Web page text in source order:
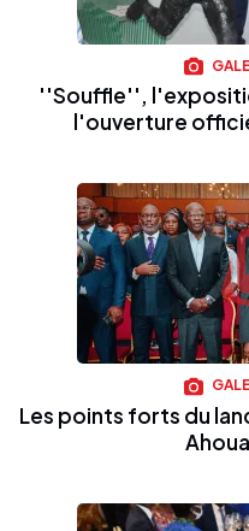
''Souffle'',
l'ouverture
Les points forts du